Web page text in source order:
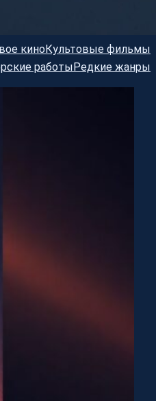
киноКультовые фильмы
работыРедкие жанры